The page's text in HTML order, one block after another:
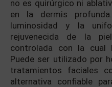
no es quirúrgico ni
en la dermis
luminosidad y la
rejuvenecida de la
controlada con la cual
Puede ser utilizado por
tratamientos faciales
alternativa confiable